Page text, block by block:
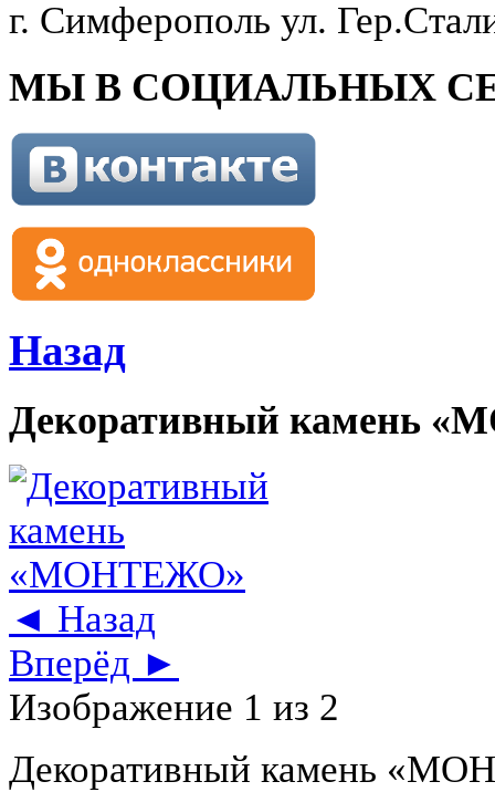
г. Симферополь ул.
МЫ В СОЦИАЛЬНЫХ
Назад
Декоративный камень
◄ Назад
Вперёд ►
Изображение 1 из 2
Декоративный камень